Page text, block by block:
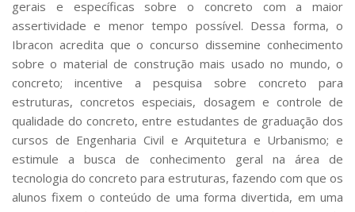
gerais e específicas sobre o concreto com a maior
assertividade e menor tempo possível. Dessa forma, o
Ibracon acredita que o concurso dissemine conhecimento
sobre o material de construção mais usado no mundo, o
concreto; incentive a pesquisa sobre concreto para
estruturas, concretos especiais, dosagem e controle de
qualidade do concreto, entre estudantes de graduação dos
cursos de Engenharia Civil e Arquitetura e Urbanismo; e
estimule a busca de conhecimento geral na área de
tecnologia do concreto para estruturas, fazendo com que os
alunos fixem o conteúdo de uma forma divertida, em uma